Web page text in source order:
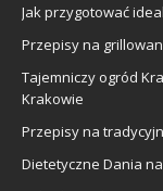
Jak przygotować
Przepisy na
Tajemniczy ogród
Krakowie
Przepisy na
Dietetyczne Dania